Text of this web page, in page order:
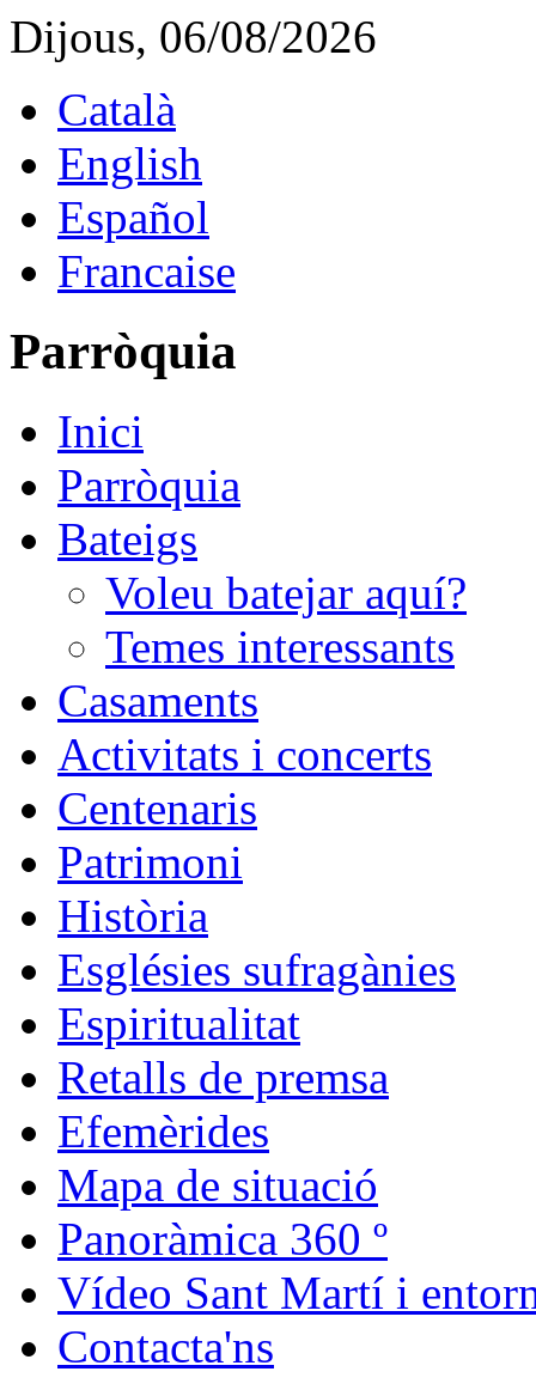
Dijous, 06/08/2026
Català
English
Español
Francaise
Parròquia
Inici
Parròquia
Bateigs
Voleu batejar aquí?
Temes interessants
Casaments
Activitats i concerts
Centenaris
Patrimoni
Història
Esglésies sufragànies
Espiritualitat
Retalls de premsa
Efemèrides
Mapa de situació
Panoràmica 360 º
Vídeo Sant Martí i
Contacta'ns